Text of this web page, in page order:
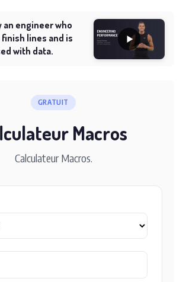
an engineer who
lines and is
with data.
GRATUIT
Macros
Calculateur Macros.